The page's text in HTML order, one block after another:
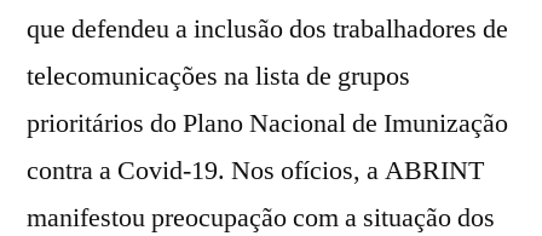
que defendeu a inclusão dos trabalhadores de
telecomunicações na lista de grupos
prioritários do Plano Nacional de Imunização
contra a Covid-19. Nos ofícios, a ABRINT
manifestou preocupação com a situação dos